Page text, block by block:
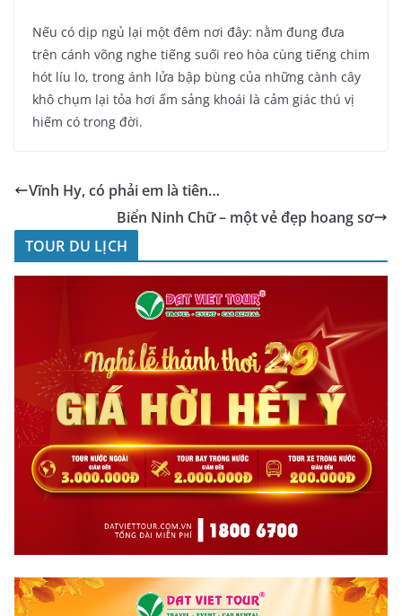
Nếu có dịp ngủ lại một đêm nơi đây: nằm đung đưa
trên cánh võng nghe tiếng suối reo hòa cùng tiếng chim
hót líu lo, trong ánh lửa bập bùng của những cành cây
khô chụm lại tỏa hơi ấm sảng khoái là cảm giác thú vị
hiếm có trong đời.
Vĩnh Hy, có phải em là tiên…
Biển Ninh Chữ – một vẻ đẹp hoang sơ
TOUR DU LỊCH